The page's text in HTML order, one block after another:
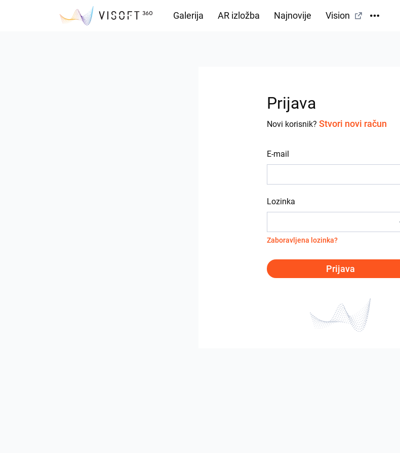
Galerija AR izložba Najnovije Vision
Prijava
Novi korisnik? Stvori novi račun
E-mail
Lozinka
Zaboravljena lozinka?
Prijava